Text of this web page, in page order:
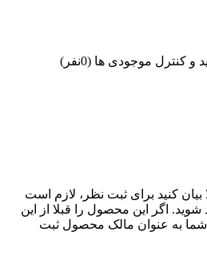
و کنترل موجودی ها (0نفر)
بیان کنید برای ثبت نظر، لازم است
شوید. اگر این محصول را قبلا از این
شما به عنوان مالک محصول ثبت